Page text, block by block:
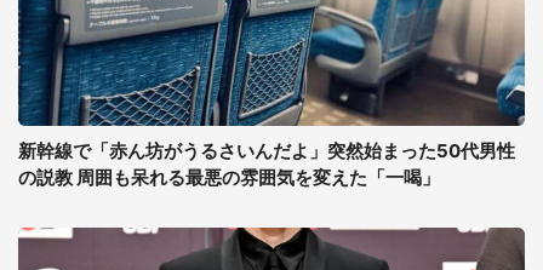
新幹線で「赤ん坊がうるさいんだよ」突然始まった50代男性
の説教 周囲も呆れる最悪の雰囲気を変えた「一喝」